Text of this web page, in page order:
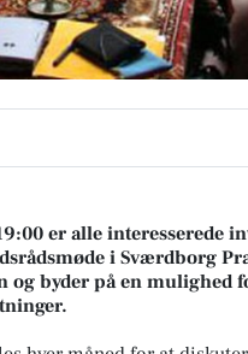
er alle interesserede
i Sværdborg
og byder på en mulighed